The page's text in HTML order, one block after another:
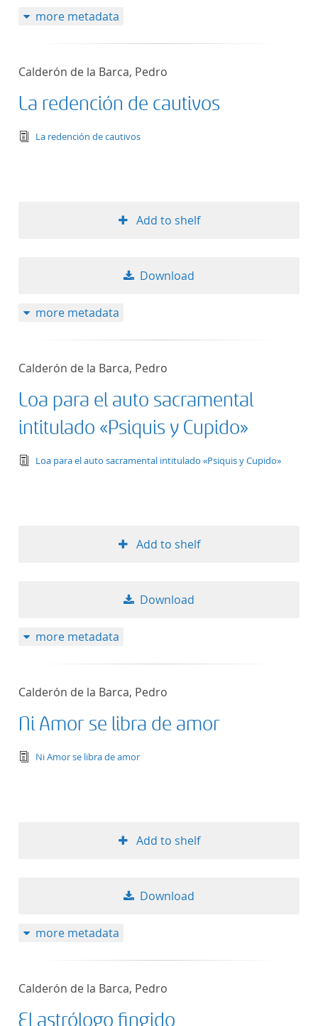
more metadata
Calderón de la Barca, Pedro
La redención de cautivos
text/tg.edition+tg.aggregation+xml
La redención de cautivos
Add to shelf
Download
more metadata
Calderón de la Barca, Pedro
Loa para el auto sacramental
intitulado «Psiquis y Cupido»
text/tg.edition+tg.aggregation+xml
Loa para el auto sacramental intitulado «Psiquis y Cupido»
Add to shelf
Download
more metadata
Calderón de la Barca, Pedro
Ni Amor se libra de amor
text/tg.edition+tg.aggregation+xml
Ni Amor se libra de amor
Add to shelf
Download
more metadata
Calderón de la Barca, Pedro
El astrólogo fingido